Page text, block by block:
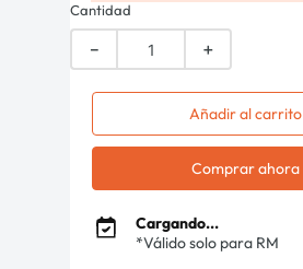
Cantidad
＋
－
Añadir al carrito
Comprar ahora
Cargando...
*Válido solo para RM